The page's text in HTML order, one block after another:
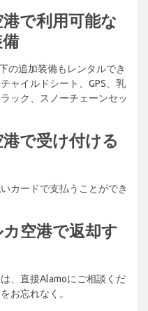
で利用可能な
の追加装備もレンタルでき
ャイルドシート、GPS、乳
ック、スノーチェーンセッ
で受け付ける
カードで支払うことができ
空港で返却す
、直接Alamoにご相談くだ
お忘れなく。